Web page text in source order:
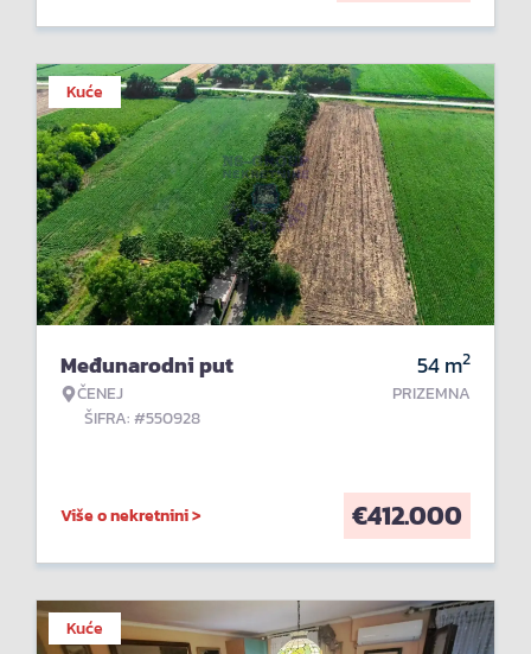
Kuće
Međunarodni put
ČENEJ
ŠIFRA: #550928
54m2
PRIZEMNA
Više o nekretnini > €412.000
Kuće